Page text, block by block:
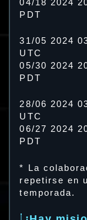
04/18 2024
PDT
31/05 2024
UTC
05/30 2024
PDT
28/06 2024
UTC
06/27 2024
PDT
* La
repetirse en
temporada.